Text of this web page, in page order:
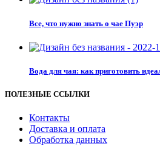
Все, что нужно знать о чае Пуэр
Вода для чая: как приготовить
ПОЛЕЗНЫЕ ССЫЛКИ
Контакты
Доставка и оплата
Обработка данных